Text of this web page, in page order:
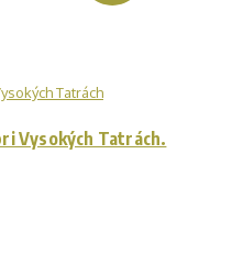
Vysokých Tatrách.